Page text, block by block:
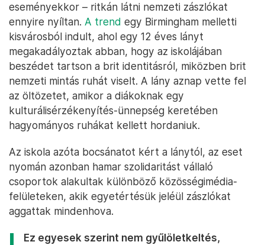
eseményekkor – ritkán látni nemzeti zászlókat
ennyire nyíltan. A trend egy Birmingham melletti
kisvárosból indult, ahol egy 12 éves lányt
megakadályoztak abban, hogy az iskolájában
beszédet tartson a brit identitásról, miközben brit
nemzeti mintás ruhát viselt. A lány aznap vette fel
az öltözetet, amikor a diákoknak egy
kulturálisérzékenyítés-ünnepség keretében
hagyományos ruhákat kellett hordaniuk.
Az iskola azóta bocsánatot kért a lánytól, az eset
nyomán azonban hamar szolidaritást vállaló
csoportok alakultak különböző közösségimédia-
felületeken, akik egyetértésük jeléül zászlókat
aggattak mindenhova.
Ez egyesek szerint nem gyűlöletkeltés,